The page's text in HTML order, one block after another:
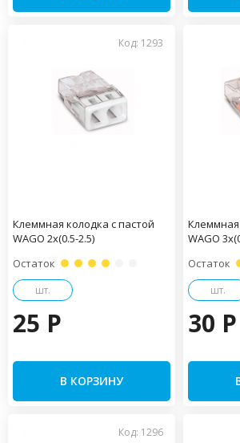
Код: 1293
Клеммная колодка с пастой
WAGO 2х(0.5-2.5)
Остаток
шт.
25 P
В КОРЗИНУ
Клеммная
WAGO
Остаток
шт.
30 P
Код: 1296